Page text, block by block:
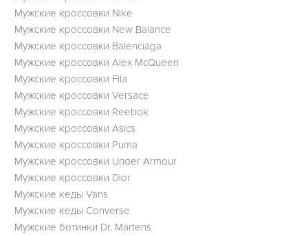
Мужские кроссовки Nike
Мужские кроссовки New Balance
Мужские кроссовки Balenciaga
Мужские кроссовки Alex McQueen
Мужские кроссовки Fila
Мужские кроссовки Versace
Мужские кроссовки Reebok
Мужские кроссовки Asics
Мужские кроссовки Puma
Мужские кроссовки Under Armour
Мужские кроссовки Dior
Мужские кеды Vans
Мужские кеды Converse
Мужские ботинки Dr. Martens